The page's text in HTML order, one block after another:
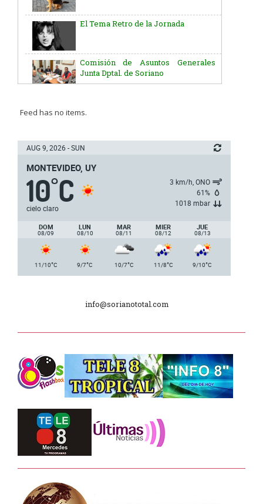
Comisión de Asuntos Generales
Aniversario del Natalicio del Gral.
José G. Artigas
Junta Dptal. de Soriano
5ª y 6ª fecha de los campeonatos
nacionales de AUVO
Plan de Regularización de Adeudos
2025
Dpto. de Higiene de la Intendencia.
Tele 8 Tropical – bloque 01
Tele 8 Tropical – bloque 02
Feed has no items.
AUG 9, 2026 - SUN
MONTEVIDEO, UY
10°C
cielo claro
3 km/h, ONO
61%
1018 mbar
DOM
08/09
LUN
08/10
MAR
08/11
MIER
08/12
JUE
08/13
11/10°C 9/7°C 10/7°C 11/8°C 9/10°C
info@sorianototal.com